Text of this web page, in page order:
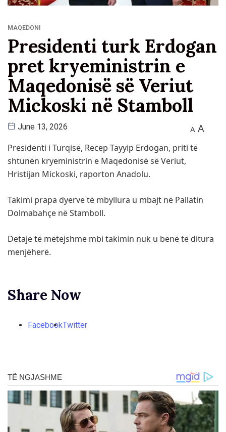
MAQEDONI
Presidenti turk Erdogan
pret kryeministrin e
Maqedonisë së Veriut
Mickoski në Stamboll
June 13, 2026 A A
Presidenti i Turqisë, Recep Tayyip Erdogan, priti të
shtunën kryeministrin e Maqedonisë së Veriut,
Hristijan Mickoski, raporton Anadolu.
Takimi prapa dyerve të mbyllura u mbajt në Pallatin
Dolmabahçe në Stamboll.
Detaje të mëtejshme mbi takimin nuk u bënë të ditura
menjëherë.
Share Now
FacebookTwitter